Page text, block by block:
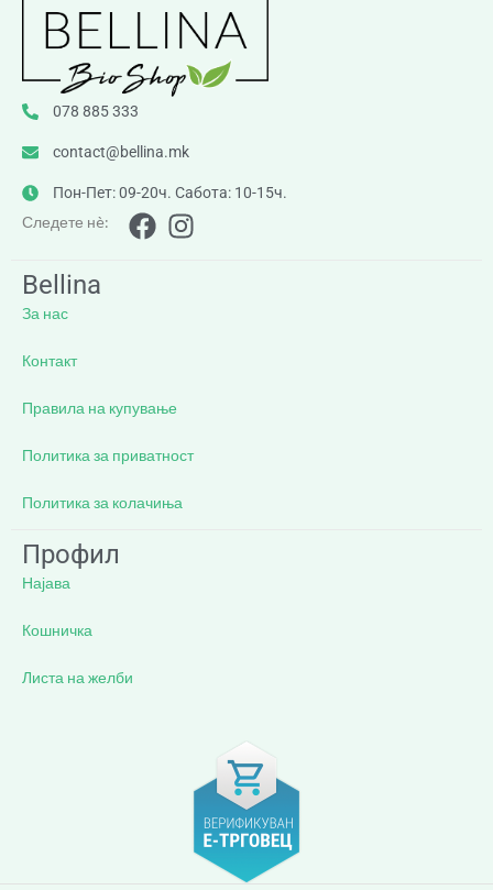
078 885 333
contact@bellina.mk
Пон-Пет: 09-20ч. Сабота: 10-15ч.
Следете нè:
Bellina
За нас
Контакт
Правила на купување
Политика за приватност
Политика за колачиња
Профил
Најава
Кошничка
Листа на желби